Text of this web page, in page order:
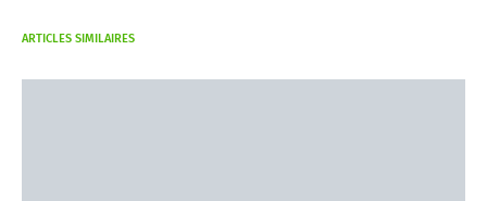
ARTICLES SIMILAIRES